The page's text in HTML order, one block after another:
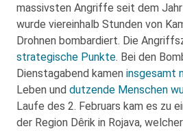
massivsten Angriffe seit dem Jahr
wurde viereinhalb Stunden von
Drohnen bombardiert. Die
strategische Punkte. Bei den
Dienstagabend kamen insgesamt
Leben und dutzende Menschen
Laufe des 2. Februars kam es zu
der Region Dêrik in Rojava,